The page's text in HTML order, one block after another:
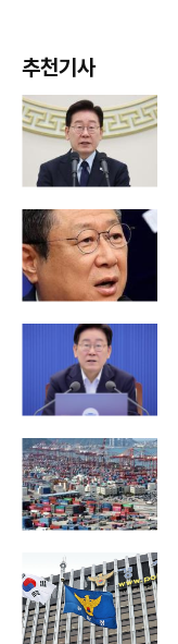
추천기사